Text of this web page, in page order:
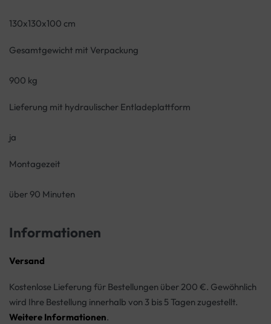
130x130x100 cm
Gesamtgewicht mit Verpackung
900 kg
Lieferung mit hydraulischer Entladeplattform
ja
Montagezeit
über 90 Minuten
Informationen
Versand
Kostenlose Lieferung für Bestellungen über 200 €. Gewöhnlich
wird Ihre Bestellung innerhalb von 3 bis 5 Tagen zugestellt.
Weitere Informationen.